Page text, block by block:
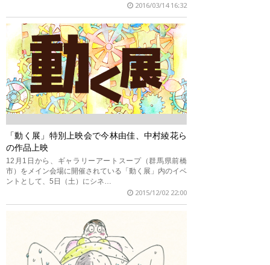
2016/03/14 16:32
「動く展」特別上映会で今林由佳、中村綾花ら
の作品上映
12月1日から、ギャラリーアートスープ（群馬県前橋
市）をメイン会場に開催されている「動く展」内のイベ
ントとして、5日（土）にシネ…
2015/12/02 22:00